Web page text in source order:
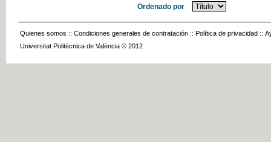
Ordenado por
Quienes somos :: Condiciones generales de contratación :: Política de privacidad ::
Universitat Politècnica de València © 2012